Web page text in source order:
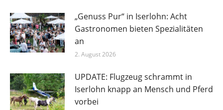
„Genuss Pur“ in Iserlohn: Acht
Gastronomen bieten Spezialitäten
an
2. August 2026
UPDATE: Flugzeug schrammt in
Iserlohn knapp an Mensch und Pferd
vorbei